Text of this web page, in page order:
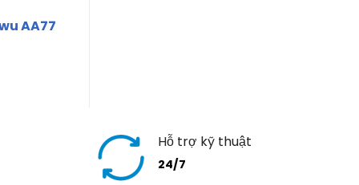
AA77
Hỗ trợ kỹ thuật
24/7